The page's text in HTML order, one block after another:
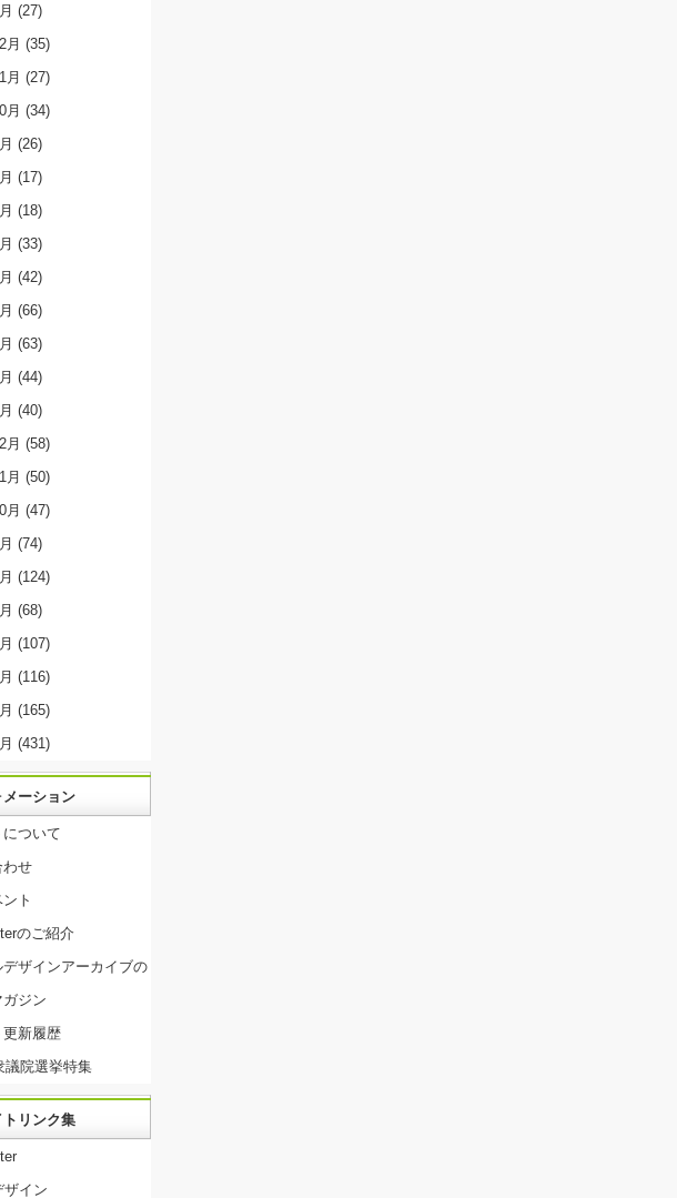
(27)
月 (35)
月 (27)
月 (34)
(26)
(17)
(18)
(33)
(42)
(66)
(63)
(44)
(40)
月 (58)
月 (50)
月 (47)
(74)
(124)
(68)
(107)
(116)
(165)
(431)
メーション
ついて
わせ
ト
のご紹介
デザインアーカイブの
ガジン
更新履歴
議院選挙特集
トリンク集
ザイン